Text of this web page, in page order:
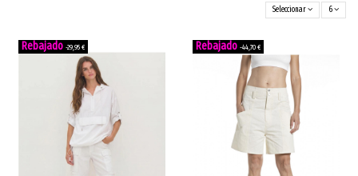
Seleccionar 6
-29,95 € -44,70 €